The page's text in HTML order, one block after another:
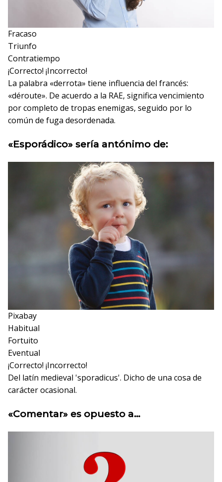
Fracaso
Triunfo
Contratiempo
¡Correcto! ¡Incorrecto!
La palabra «derrota» tiene influencia del francés:
«déroute». De acuerdo a la RAE, significa vencimiento
por completo de tropas enemigas, seguido por lo
común de fuga desordenada.
«Esporádico» sería antónimo de:
Pixabay
Habitual
Fortuito
Eventual
¡Correcto! ¡Incorrecto!
Del latín medieval 'sporadicus'. Dicho de una cosa de
carácter ocasional.
«Comentar» es opuesto a…